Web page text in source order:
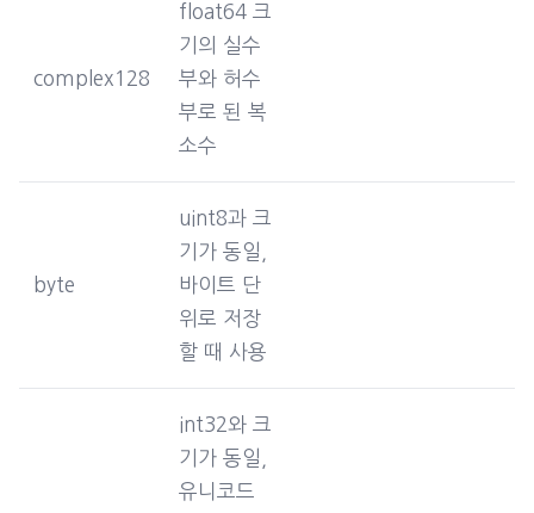
complex128
float64 크
기의 실수
부와 허수
부로 된 복
소수
byte
uint8과 크
기가 동일,
바이트 단
위로 저장
할 때 사용
int32와 크
기가 동일,
유니코드